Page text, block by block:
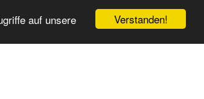
Verstanden!
auf unsere